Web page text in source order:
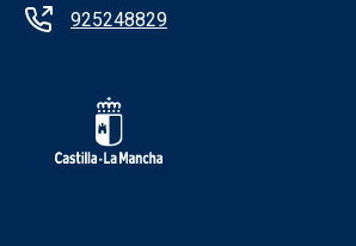
925248829